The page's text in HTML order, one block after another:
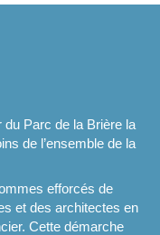
Parc de la Brière la
de l’ensemble de la
efforcés de
et des architectes en
Cette démarche